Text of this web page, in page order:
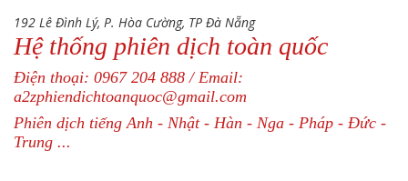
192 Lê Đình Lý, P. Hòa Cường, TP Đà Nẵng
Hệ thống phiên dịch toàn quốc
Điện thoại: 0967 204 888 / Email:
a2zphiendichtoanquoc@gmail.com
Phiên dịch tiếng Anh - Nhật - Hàn - Nga - Pháp - Đức -
Trung ...